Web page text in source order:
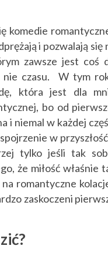
komedie
i pozwalają się
zawsze jest coś
nie czasu. W tym
która jest dla
bo od
i niemal w każdej
w
tylko jeśli tak
że miłość właśnie
romantyczne
zaskoczeni